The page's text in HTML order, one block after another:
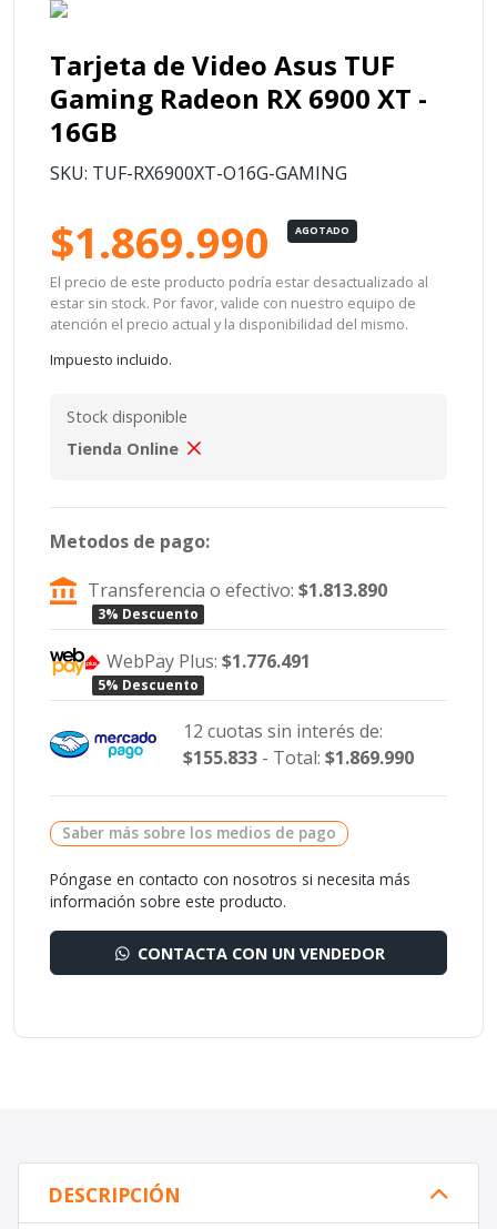
Tarjeta de Video Asus TUF
Gaming Radeon RX 6900 XT -
16GB
SKU: TUF-RX6900XT-O16G-GAMING
$1.869.990 AGOTADO
El precio de este producto podría estar desactualizado al
estar sin stock. Por favor, valide con nuestro equipo de
atención el precio actual y la disponibilidad del mismo.
Impuesto incluido.
Stock disponible
Tienda Online
Metodos de pago:
Transferencia o efectivo:$1.813.890
3% Descuento
WebPay Plus:$1.776.491
5% Descuento
12 cuotas sin interés de:
$155.833- Total: $1.869.990
Saber más sobre los medios de pago
Póngase en contacto con nosotros si necesita más
información sobre este producto.
CONTACTA CON UN VENDEDOR
DESCRIPCIÓN